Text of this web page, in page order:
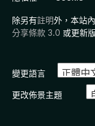
除另有註明外，本站
分享條款 3.0 或更新
變更語言
更改佈景主題